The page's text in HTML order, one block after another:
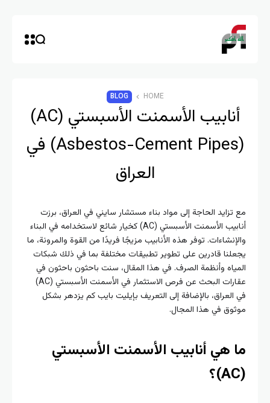
HOME
BLOG
أنابيب الأسمنت الأسبستي (AC)
(Asbestos-Cement Pipes) في
العراق
مع تزايد الحاجة إلى مواد بناء مستشار سايني في العراق، برزت
أنابيب الأسمنت الأسبستي (AC) كخيار شائع لاستخدامه في البناء
والإنشاءات. توفر هذه الأنابيب مزيجًا فريدًا من القوة والمرونة، ما
يجعلنا قادرين على تطوير تطبيقات مختلفة بما في ذلك شبكات
المياه وأنظمة الصرف. في هذا المقال، سنت باحثون باحثون في
عقارات البحث عن فرص الاستثمار في الأسمنت الأسبستي (AC)
في العراق، بالإضافة إلى التعريف بإيليت بايب كم يزدهر بشكل
موثوق في هذا المجال.
ما هي أنابيب الأسمنت الأسبستي
(AC)؟